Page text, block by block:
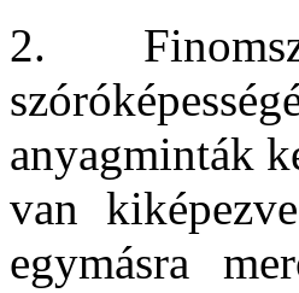
2.
anyagminták
van
egymásra